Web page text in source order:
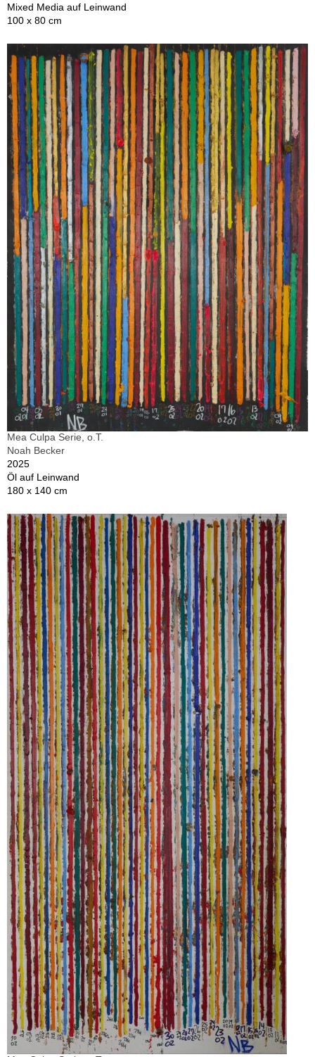
Mixed Media auf Leinwand
100 x 80 cm
Mea Culpa Serie, o.T.
Noah Becker
2025
Öl auf Leinwand
180 x 140 cm